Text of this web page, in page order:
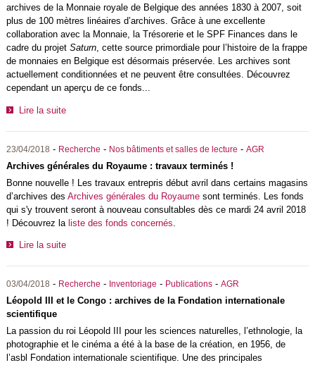
archives de la Monnaie royale de Belgique des années 1830 à 2007, soit
plus de 100 mètres linéaires d’archives. Grâce à une excellente
collaboration avec la Monnaie, la Trésorerie et le SPF Finances dans le
cadre du projet Saturn, cette source primordiale pour l’histoire de la frappe
de monnaies en Belgique est désormais préservée. Les archives sont
actuellement conditionnées et ne peuvent être consultées. Découvrez
cependant un aperçu de ce fonds...
Lire la suite
23/04/2018 - Recherche - Nos bâtiments et salles de lecture - AGR
Archives générales du Royaume : travaux terminés !
Bonne nouvelle ! Les travaux entrepris début avril dans certains magasins
d’archives des Archives générales du Royaumesont terminés. Les fonds
qui s'y trouvent seront à nouveau consultables dès ce mardi 24 avril 2018
! Découvrez la liste des fonds concernés
Lire la suite
03/04/2018 - Recherche - Inventoriage - Publications- AGR
Léopold III et le Congo : archives de la Fondation internationale
scientifique
La passion du roi Léopold III pour les sciences naturelles, l’ethnologie, la
photographie et le cinéma a été à la base de la création, en 1956, de
l’asbl Fondation internationale scientifique. Une des principales